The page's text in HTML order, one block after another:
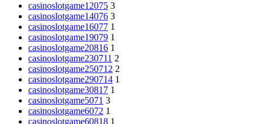
casinoslotgame12075 3
casinoslotgame14076 3
casinoslotgame16077 1
casinoslotgame19079 1
casinoslotgame20816 1
casinoslotgame230711 2
casinoslotgame250712 2
casinoslotgame290714 1
casinoslotgame30817 1
casinoslotgame5071 3
casinoslotgame6072 1
casinoslotgame60818 1